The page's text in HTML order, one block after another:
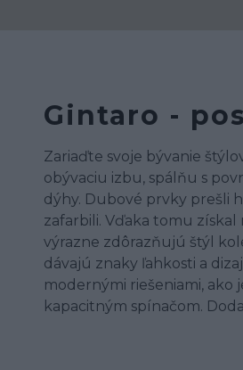
Gintaro -
Zariaďte svoje bývanie
obývaciu izbu, spálňu s
dýhy. Dubové prvky prešli
zafarbili. Vďaka tomu
výrazne zdôrazňujú štýl
dávajú znaky ľahkosti a
modernými riešeniami, ako
kapacitným spínačom.